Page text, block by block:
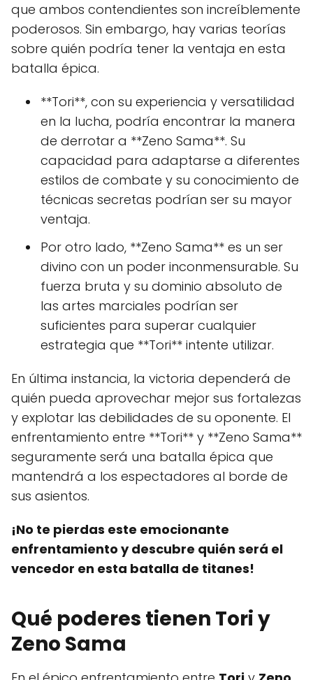
que ambos contendientes son increíblemente
poderosos. Sin embargo, hay varias teorías
sobre quién podría tener la ventaja en esta
batalla épica.
**Tori**, con su experiencia y versatilidad
en la lucha, podría encontrar la manera
de derrotar a **Zeno Sama**. Su
capacidad para adaptarse a diferentes
estilos de combate y su conocimiento de
técnicas secretas podrían ser su mayor
ventaja.
Por otro lado, **Zeno Sama** es un ser
divino con un poder inconmensurable. Su
fuerza bruta y su dominio absoluto de
las artes marciales podrían ser
suficientes para superar cualquier
estrategia que **Tori** intente utilizar.
En última instancia, la victoria dependerá de
quién pueda aprovechar mejor sus fortalezas
y explotar las debilidades de su oponente. El
enfrentamiento entre **Tori** y **Zeno Sama**
seguramente será una batalla épica que
mantendrá a los espectadores al borde de
sus asientos.
¡No te pierdas este emocionante
enfrentamiento y descubre quién será el
vencedor en esta batalla de titanes!
Qué poderes tienen Tori y
Zeno Sama